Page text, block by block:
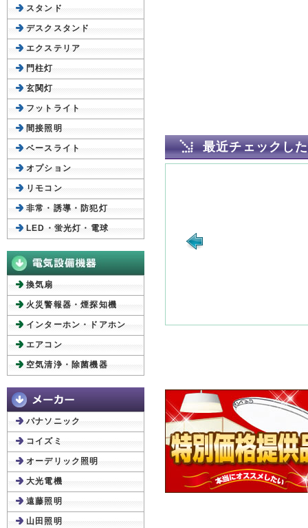
最近チェックし
スタンド
デスクスタンド
エクステリア
門柱灯
玄関灯
フットライト
間接照明
ベースライト
オプション
リモコン
非常・誘導・防犯灯
LED・蛍光灯・電球
換気扇
火災警報器・煙探知機
インターホン・ドアホン
エアコン
空気清浄・除菌機器
パナソニック
コイズミ
オーデリック照明
大光電機
遠藤照明
山田照明